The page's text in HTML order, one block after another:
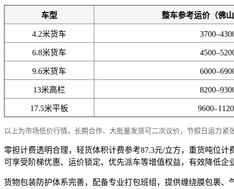
车型 整车参考运价（佛
4.2米货车
6.8米货车
9.6米货车
13米高栏
17.5米平板
以上为市场低价行情，长期合作、大批量发货可二次议价，节假日运力紧
零担计费透明合理，轻货体积计费参考87.3元/立方，重货吨位
可享受阶梯优惠、运价锁定、优先派车等增值权益，有效降低企
货物包装防护体系完善，配备专业打包班组，提供缠绕膜包裹